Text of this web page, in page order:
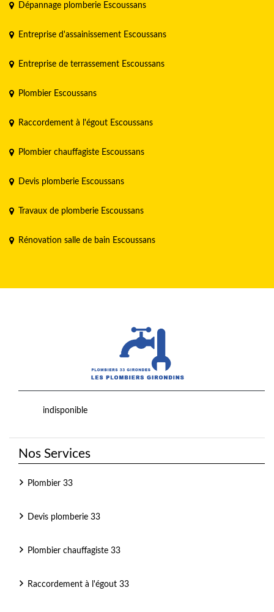
Dépannage plomberie Escoussans
Entreprise d'assainissement Escoussans
Entreprise de terrassement Escoussans
Plombier Escoussans
Raccordement à l'égout Escoussans
Plombier chauffagiste Escoussans
Devis plomberie Escoussans
Travaux de plomberie Escoussans
Rénovation salle de bain Escoussans
indisponible
Nos Services
Plombier 33
Devis plomberie 33
Plombier chauffagiste 33
Raccordement à l'égout 33